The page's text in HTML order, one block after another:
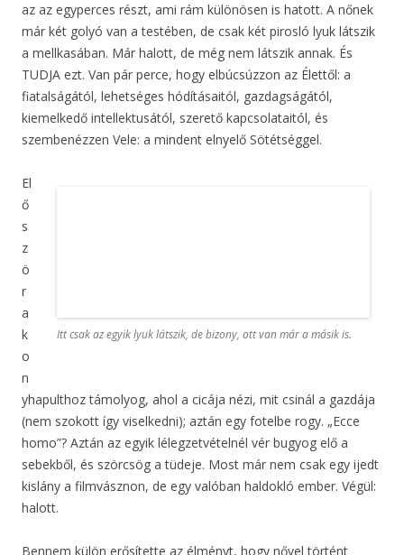
az az egyperces részt, ami rám különösen is hatott. A nőnek
már két golyó van a testében, de csak két pirosló lyuk látszik
a mellkasában. Már halott, de még nem látszik annak. És
TUDJA ezt. Van pár perce, hogy elbúcsúzzon az Élettől: a
fiatalságától, lehetséges hódításaitól, gazdagságától,
kiemelkedő intellektusától, szerető kapcsolataitól, és
szembenézzen Vele: a mindent elnyelő Sötétséggel.
Itt csak az egyik lyuk látszik, de bizony, ott van már a másik is.
El
ő
s
z
ö
r
a
k
o
n
yhapulthoz támolyog, ahol a cicája nézi, mit csinál a gazdája
(nem szokott így viselkedni); aztán egy fotelbe rogy. „Ecce
homo”? Aztán az egyik lélegzetvételnél vér bugyog elő a
sebekből, és szörcsög a tüdeje. Most már nem csak egy ijedt
kislány a filmvásznon, de egy valóban haldokló ember. Végül:
halott.
Bennem külön erősítette az élményt, hogy nővel történt